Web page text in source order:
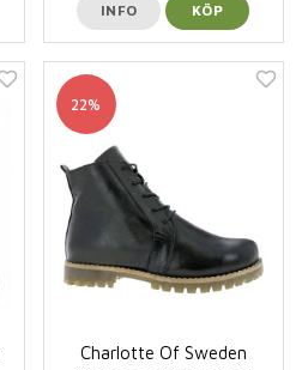
INFO KÖP
22%
Charlotte Of Sweden